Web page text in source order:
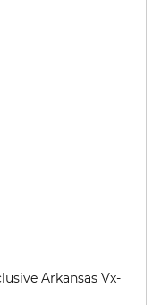
Arkansas Vx-